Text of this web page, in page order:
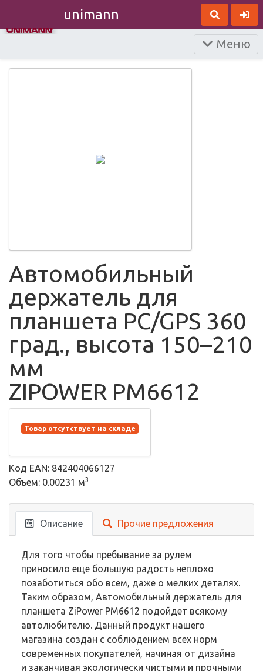
unimann
Меню
Автомобильный
держатель для
планшета PC/GPS 360
град., высота 150–210
мм
ZIPOWER PM6612
Товар отсутствует на складе
Код EAN: 842404066127
Объем: 0.00231 м3
Описание Прочие предложения
Для того чтобы пребывание за рулем
приносило еще большую радость неплохо
позаботиться обо всем, даже о мелких деталях.
Таким образом, Автомобильный держатель для
планшета ZiPower PM6612 подойдет всякому
автолюбителю. Данный продукт нашего
магазина создан с соблюдением всех норм
современных покупателей, начиная от дизайна
и заканчивая экологически чистыми и прочными